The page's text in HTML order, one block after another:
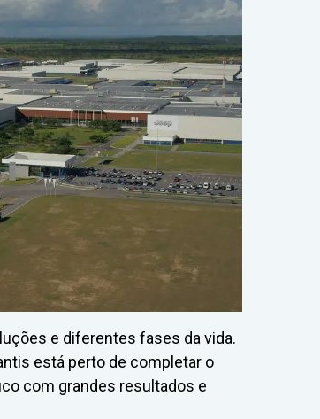
e diferentes fases da vida.
está perto de completar o
com grandes resultados e